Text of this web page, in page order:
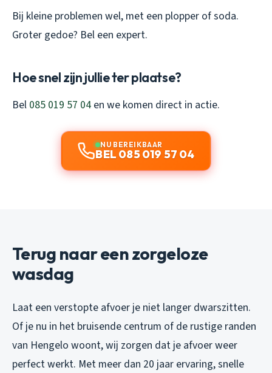
Bij kleine problemen wel, met een plopper of soda.
Groter gedoe? Bel een expert.
Hoe snel zijn jullie ter plaatse?
Bel 085 019 57 04 en we komen direct in actie.
NU BEREIKBAAR
BEL 085 019 57 04
Terug naar een zorgeloze
wasdag
Laat een verstopte afvoer je niet langer dwarszitten.
Of je nu in het bruisende centrum of de rustige randen
van Hengelo woont, wij zorgen dat je afvoer weer
perfect werkt. Met meer dan 20 jaar ervaring, snelle